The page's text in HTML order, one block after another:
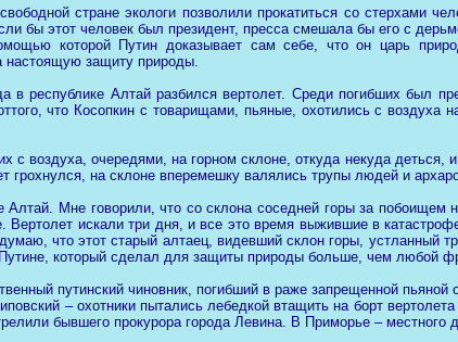
стране экологи позволили прокатиться со стерхами
бы этот человек был президент, пресса смешала бы его с
которой Путин доказывает сам себе, что он царь
настоящую защиту природы.
в республике Алтай разбился вертолет. Среди погибших был
что Косопкин с товарищами, пьяные, охотились с воздуха
с воздуха, очередями, на горном склоне, откуда некуда деться,
грохнулся, на склоне вперемешку валялись трупы людей и
Алтай. Мне говорили, что со склона соседней горы за побоищем
Вертолет искали три дня, и все это время выжившие в
что этот старый алтаец, видевший склон горы, устланный
который сделал для защиты природы больше, чем любой
путинский чиновник, погибший в раже запрещенной
– охотники пытались лебедкой втащить на борт
бывшего прокурора города Левина. В Приморье – местного